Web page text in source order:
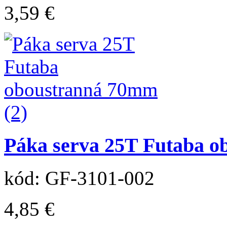
3,59 €
Páka serva 25T Futaba
kód: GF-3101-002
4,85 €